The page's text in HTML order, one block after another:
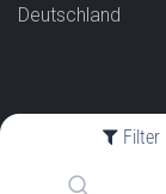
Filter
Deutschland